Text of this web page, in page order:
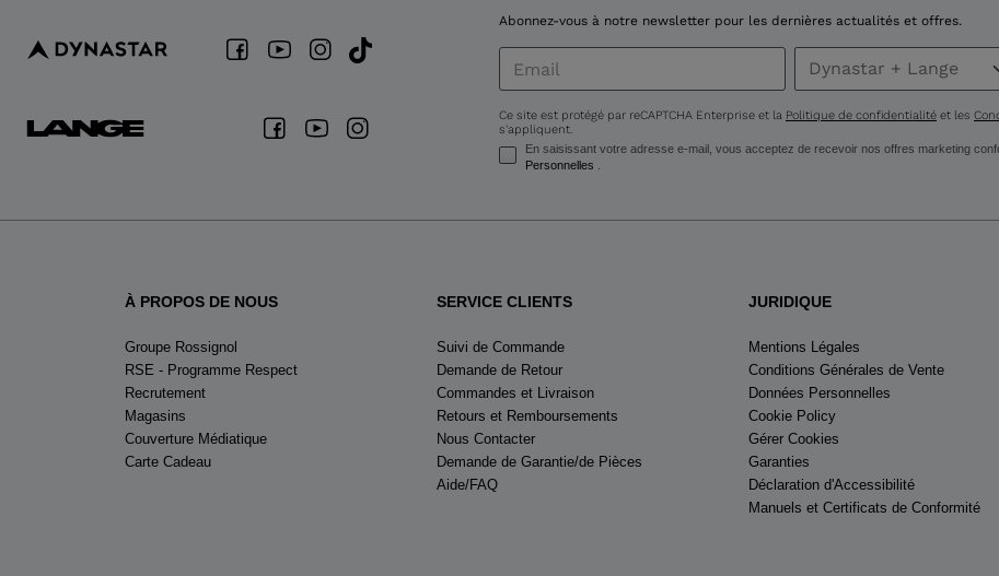
for
United
States.
Abonnez-vous à notre newsletter pour les dernières actualités et offres.
Ce site est protégé par reCAPTCHA Enterprise et la Politique de confidentialitéet les
s'appliquent.
En saisissant votre adresse e-mail, vous acceptez de recevoir nos offres marketing
Personnelles
À PROPOS DE NOUS
Groupe Rossignol
RSE - Programme Respect
Recrutement
Magasins
Couverture Médiatique
Carte Cadeau
SERVICE CLIENTS
Suivi de Commande
Demande de Retour
Commandes et Livraison
Retours et Remboursements
Nous Contacter
Demande de Garantie/de Pièces
Aide/FAQ
JURIDIQUE
Mentions Légales
Conditions Générales de Vente
Données Personnelles
Cookie Policy
Gérer Cookies
Garanties
Déclaration d'Accessibilité
Manuels et Certificats de Conformité